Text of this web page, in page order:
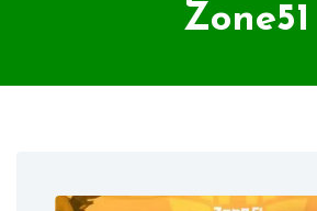
Zone51